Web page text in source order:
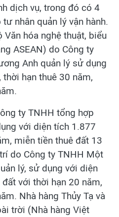
dịch vụ, trong đó có 4
nhân quản lý vận hành.
hóa nghệ thuật, biểu
ASEAN) do Công ty
Anh quản lý sử dụng
hạn thuê 30 năm,
ty TNHH tổng hợp
với diện tích 1.877
miễn tiền thuê đất 13
do Công ty TNHH Một
lý, sử dụng với diện
đất với thời hạn 20 năm,
Nhà hàng Thủy Tạ và
trời (Nhà hàng Việt